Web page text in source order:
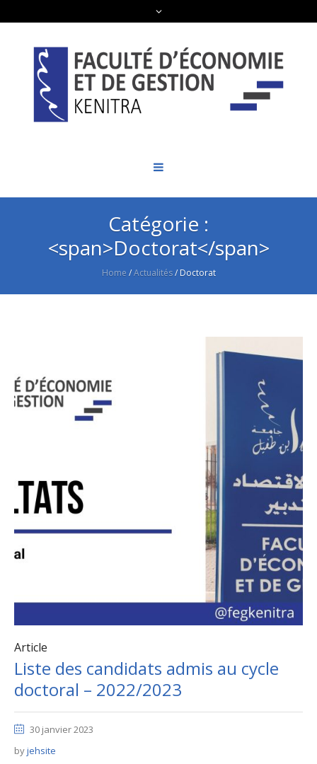
Catégorie :
<span>Doctorat</span>
Home /Actualités / Doctorat
Article
Liste des candidats admis au cycle
doctoral – 2022/2023
30 janvier 2023
byjehsite